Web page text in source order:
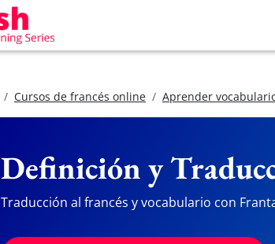
Cursos de francés online Aprender
Definición y
Traducción al francés y vocabulario con